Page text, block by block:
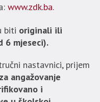
www.zdk.ba.
biti originali ili
6 mjeseci).
nastavnici, prijem
angažovanje
i